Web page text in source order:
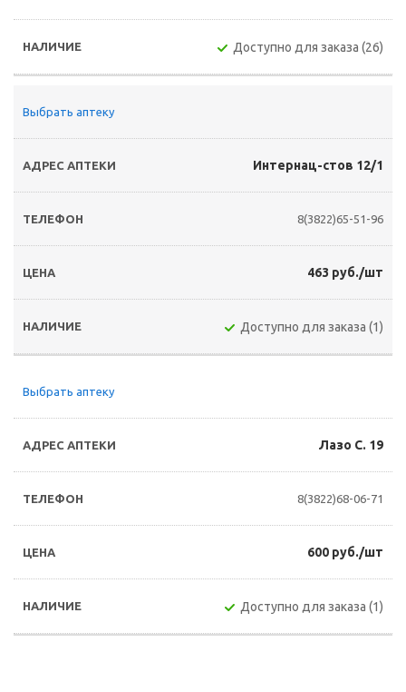
Доступно для заказа (26)
Выбрать аптеку
Интернац-стов 12/1
8(3822)65-51-96
463 руб./шт
Доступно для заказа (1)
Выбрать аптеку
Лазо С. 19
8(3822)68-06-71
600 руб./шт
Доступно для заказа (1)